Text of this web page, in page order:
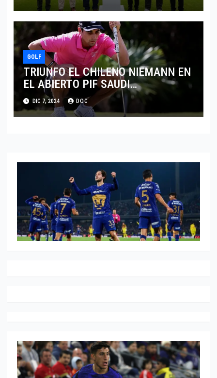
GOLF
TRIUNFO EL CHILENO NIEMANN EN
EL ABIERTO PIF SAUDI
INTERNATIONAL
DIC 7, 2024 DOC